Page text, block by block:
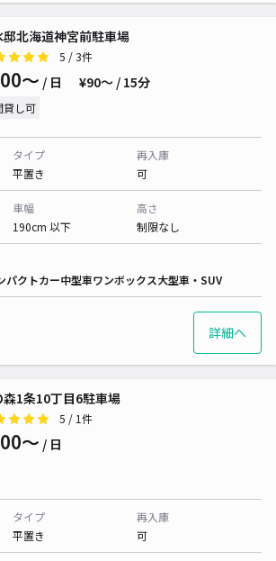
邸北海道神宮前駐車場
5 / 3件
〜 / 日 ¥90〜 / 15分
貸し可
タイプ
平置き
再入庫
可
車幅
190cm 以下
高さ
制限なし
パクトカー中型車ワンボックス大型車・SUV
詳細へ
森1条10丁目6駐車場
5 / 1件
〜 / 日
タイプ
平置き
再入庫
可